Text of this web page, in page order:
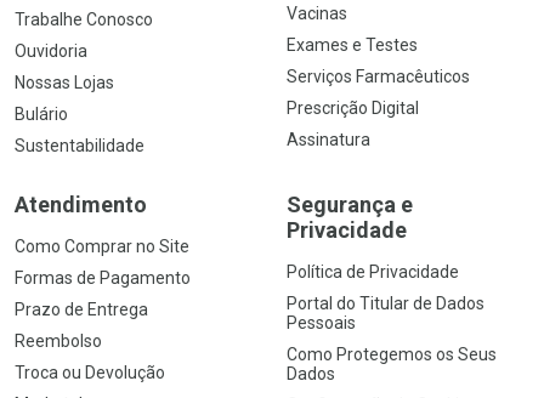
Trabalhe Conosco
Ouvidoria
Nossas Lojas
Bulário
Sustentabilidade
Vacinas
Exames e Testes
Serviços Farmacêuticos
Prescrição Digital
Assinatura
Atendimento
Como Comprar no Site
Formas de Pagamento
Prazo de Entrega
Reembolso
Troca ou Devolução
Segurança e
Privacidade
Política de Privacidade
Portal do Titular de Dados
Pessoais
Como Protegemos os Seus
Dados